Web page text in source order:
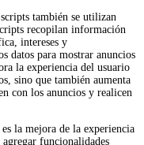
también se utilizan
recopilan información
intereses y
datos para mostrar anuncios
la experiencia del usuario
sino que también aumenta
con los anuncios y realicen
la mejora de la experiencia
funcionalidades